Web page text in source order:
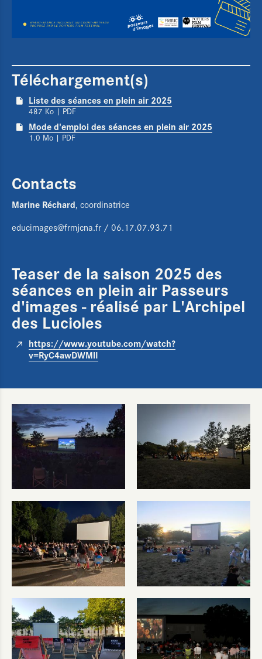
Téléchargement(s)
Liste des séances en plein air 2025
487 Ko | PDF
Mode d'emploi des séances en plein air 2025
1.0 Mo | PDF
Contacts
Marine Réchard, coordinatrice
educimages@frmjcna.fr / 06.17.07.93.71
Teaser de la saison 2025 des
séances en plein air Passeurs
d'images - réalisé par L'Archipel
des Lucioles
https://www.youtube.com/watch?
v=RyC4awDWMlI